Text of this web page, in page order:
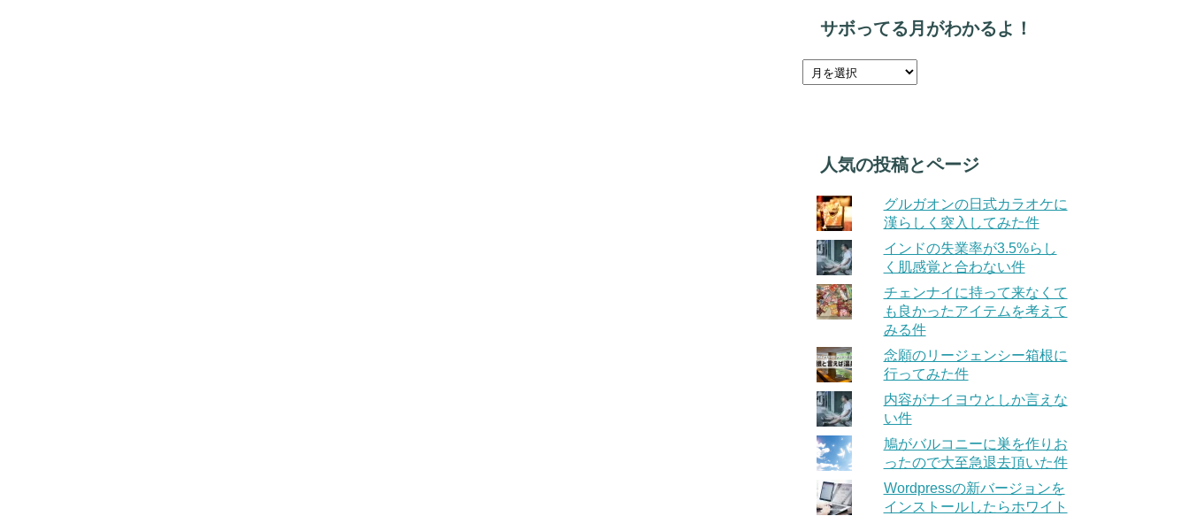
サボってる月がわかるよ！
人気の投稿とページ
グルガオンの日式カラオケに
漢らしく突入してみた件
インドの失業率が3.5%らし
く肌感覚と合わない件
チェンナイに持って来なくて
も良かったアイテムを考えて
みる件
念願のリージェンシー箱根に
行ってみた件
内容がナイヨウとしか言えな
い件
鳩がバルコニーに巣を作りお
ったので大至急退去頂いた件
Wordpressの新バージョンを
インストールしたらホワイト